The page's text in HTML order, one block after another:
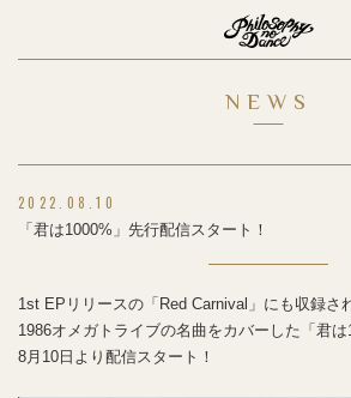
NEWS
2022.08.10
「君は1000%」先行配信スタート！
1st EPリリースの「Red Carnival」にも収録さ
1986オメガトライブの名曲をカバーした「君は
8月10日より配信スタート！